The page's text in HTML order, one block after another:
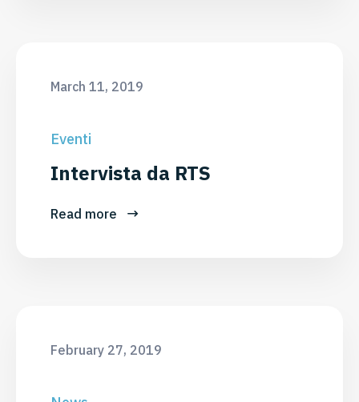
March 11, 2019
Eventi
Intervista da RTS
Read more
February 27, 2019